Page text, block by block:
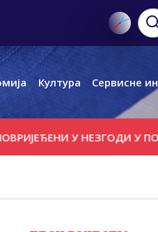
Култура Сервисне
У НЕЗГОДИ У